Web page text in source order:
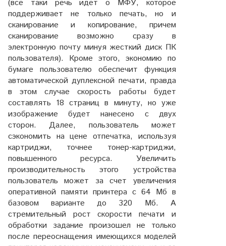
(все таки речь идет о МФУ, которое
поддерживает не только печать, но и
сканирование и копирование, причем
сканирование возможно сразу в
электронную почту минуя жесткий диск ПК
пользователя). Кроме этого, экономию по
бумаге пользователю обеспечит функция
автоматической дуплексной печати, правда
в этом случае скорость работы будет
составлять 18 страниц в минуту, но уже
изображение будет нанесено с двух
сторон. Далее, пользователь может
сэкономить на цене отпечатка, используя
картриджи, точнее тонер-картриджи,
повышенного ресурса. Увеличить
производительность этого устройства
пользователь может за счет увеличения
оперативной памяти принтера с 64 Мб в
базовом варианте до 320 Мб. А
стремительный рост скорости печати и
обработки задание произошел не только
после переоснащения имеющихся моделей